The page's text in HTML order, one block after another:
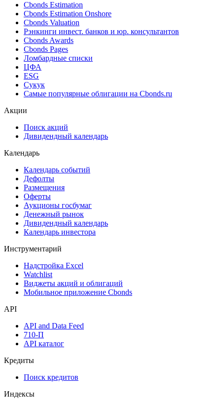
Cbonds Estimation
Cbonds Estimation Onshore
Cbonds Valuation
Рэнкинги инвест. банков и юр. консультантов
Cbonds Awards
Cbonds Pages
Ломбардные списки
ЦФА
ESG
Сукук
Самые популярные облигации на Cbonds.ru
Акции
Поиск акций
Дивидендный календарь
Календарь
Календарь событий
Дефолты
Размещения
Оферты
Аукционы госбумаг
Денежный рынок
Дивидендный календарь
Календарь инвестора
Инструментарий
Надстройка Excel
Watchlist
Виджеты акций и облигаций
Мобильное приложение Cbonds
API
API and Data Feed
710-П
API каталог
Кредиты
Поиск кредитов
Индексы